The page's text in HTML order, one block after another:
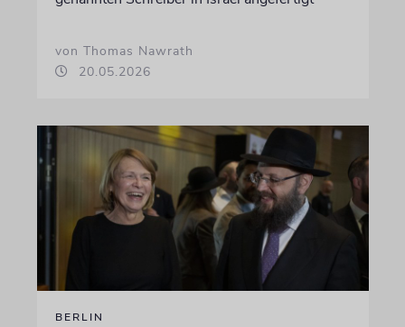
von Thomas Nawrath
20.05.2026
BERLIN